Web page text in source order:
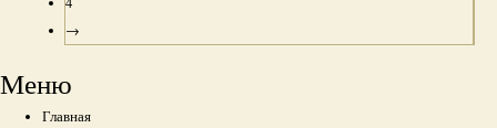
→
Меню
Главная